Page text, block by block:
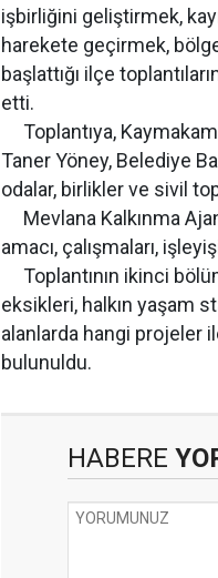
işbirliğini geliştirmek,
harekete geçirmek,
başlattığı ilçe
etti.
Toplantıya,
Taner Yöney, Belediye
odalar, birlikler ve sivil
Mevlana Kalkınma
amacı, çalışmaları,
Toplantının ikinci
eksikleri, halkın yaşam
alanlarda hangi projeler
bulunuldu.
HABERE